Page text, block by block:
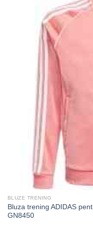
BLUZE TRENING
Bluza trening ADIDAS
GN8450